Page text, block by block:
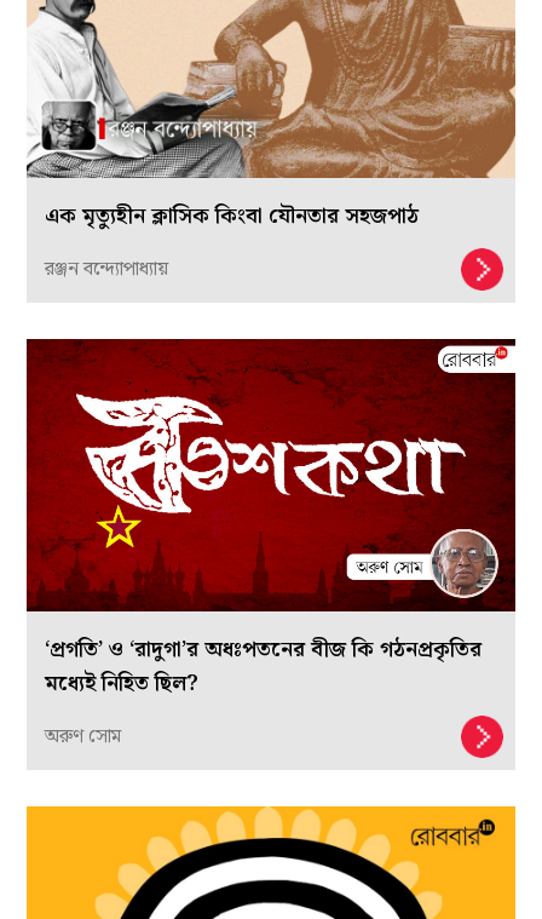
এক মৃত্যুহীন ক্লাসিক কিংবা যৌনতার সহজপাঠ
রঞ্জন বন্দ্যোপাধ্যায়
‘প্রগতি’ ও ‘রাদুগা’র অধঃপতনের বীজ কি গঠনপ্রকৃতির
মধ্যেই নিহিত ছিল?
অরুণ সোম